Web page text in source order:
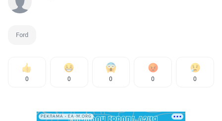
Ford
0 0 0 0 0
РЕКЛАМА • EA-M.ORG